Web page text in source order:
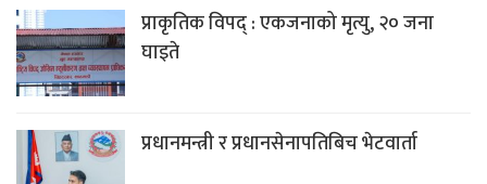
प्राकृतिक विपद् : एकजनाको मृत्यु, २० जना
घाइते
प्रधानमन्त्री र प्रधानसेनापतिबिच भेटवार्ता